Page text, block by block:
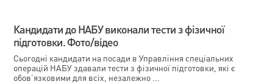
Кандидати до НАБУ виконали тести з фізичної
підготовки. Фото/відео
Сьогодні кандидати на посади в Управління спеціальних
операцій НАБУ здавали тести з фізичної підготовки, які є
обов’язковими для всіх, незалежно ...